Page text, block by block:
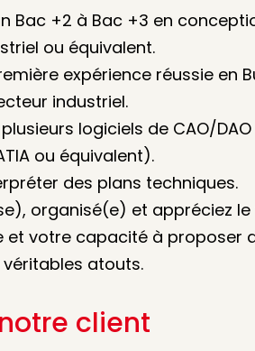
Bac +2 à Bac +3 en
ou équivalent.
expérience réussie en
industriel.
logiciels de CAO/
ou équivalent).
des plans techniques.
organisé(e) et appréciez
et votre capacité à proposer
atouts.
client